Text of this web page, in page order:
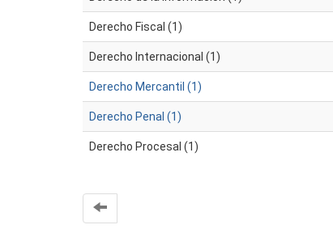
Derecho Fiscal (1)
Derecho Internacional (1)
Derecho Mercantil (1)
Derecho Penal (1)
Derecho Procesal (1)